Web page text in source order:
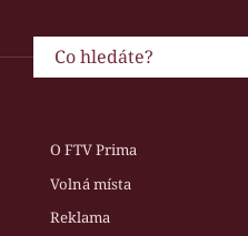
O FTV Prima
Volná místa
Reklama